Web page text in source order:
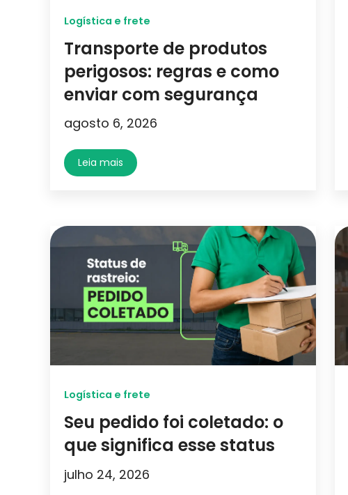
Logística e frete
Transporte de produtos
perigosos: regras e como
enviar com segurança
agosto 6, 2026
Leia mais
Logística e frete
Seu pedido foi coletado: o
que significa esse status
julho 24, 2026